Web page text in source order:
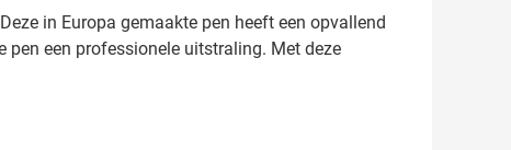
in Europa gemaakte pen heeft een opvallend
een professionele uitstraling. Met deze